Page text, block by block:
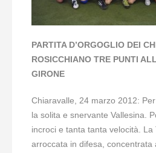
PARTITA D’ORGOGLIO DEI
ROSICCHIANO TRE PUNTI
GIRONE
Chiaravalle, 24 marzo 2012:
la solita e snervante Vallesina.
incroci e tanta tanta velocità.
arroccata in difesa, concentrata